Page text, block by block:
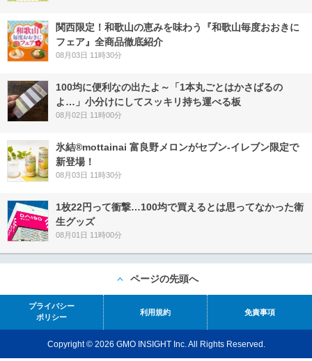
関西限定！和歌山の恵みを味わう『和歌山毎度おおきに
フェア』全商品徹底紹介
08月03日 11時30分
100均に便利なの出たよ～「1本丸ごとはかさばるの
よ…」小分けにしてスッキリ持ち運べる板
08月02日 11時00分
氷結®mottainai 富良野メロンがセブン‐イレブン限定で
新登場！
08月03日 11時30分
1枚22円って衝撃…100均で買えるとは思ってなかった衛
生グッズ
08月01日 11時00分
ページの先頭へ
プライバシー
ポリシー
利用規約 免責事項
Copyright © 2026 GMO INSIGHT Inc. All Rights Reserved.